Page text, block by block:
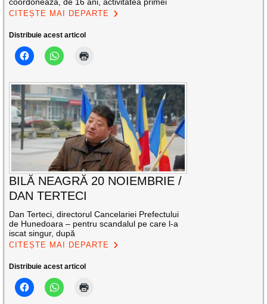
CITEȘTE MAI DEPARTE
Distribuie acest articol
BILĂ NEAGRĂ 20 NOIEMBRIE /
DAN TERTECI
Dan Terteci, directorul Cancelariei Prefectului
de Hunedoara – pentru scandalul pe care l-a
iscat singur, după
CITEȘTE MAI DEPARTE
Distribuie acest articol